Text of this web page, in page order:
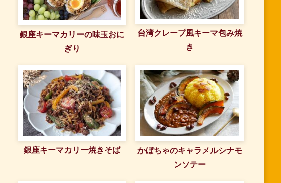
銀座キーマカリーの味玉おに
ぎり
台湾クレープ風キーマ包み焼
き
銀座キーマカリー焼きそば
かぼちゃのキャラメルシナモ
ンソテー